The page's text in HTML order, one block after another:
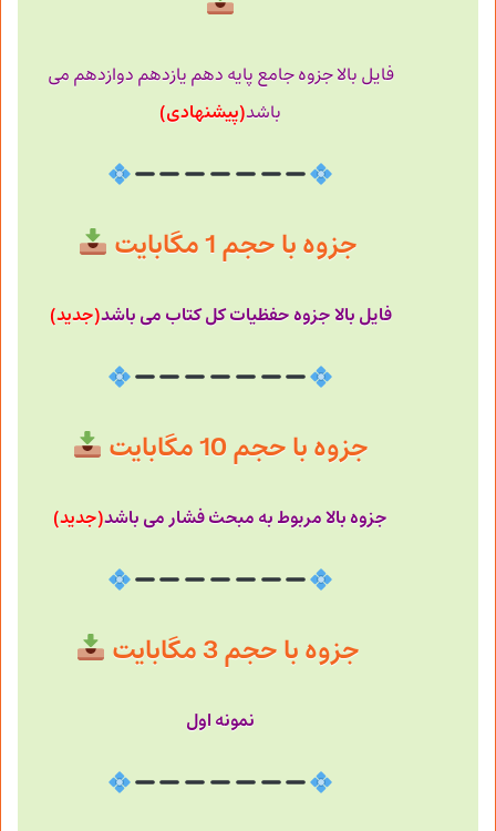
فایل بالا جزوه جامع پایه دهم یازدهم دوازدهم می
باشد(پیشنهادی)
جزوه با حجم 1 مگابایت
فایل بالا جزوه حفظیات کل کتاب می باشد(جدید)
جزوه با حجم 10 مگابایت
جزوه بالا مربوط به مبحث فشار می باشد(جدید)
جزوه با حجم 3 مگابایت
نمونه اول